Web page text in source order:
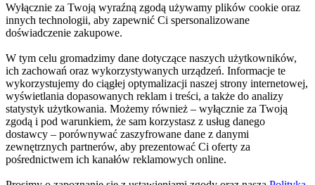
Wyłącznie za Twoją wyraźną zgodą używamy plików cookie oraz
innych technologii, aby zapewnić Ci spersonalizowane
doświadczenie zakupowe.
W tym celu gromadzimy dane dotyczące naszych użytkowników,
ich zachowań oraz wykorzystywanych urządzeń. Informacje te
wykorzystujemy do ciągłej optymalizacji naszej strony internetowej,
wyświetlania dopasowanych reklam i treści, a także do analizy
statystyk użytkowania. Możemy również – wyłącznie za Twoją
zgodą i pod warunkiem, że sam korzystasz z usług danego
dostawcy – porównywać zaszyfrowane dane z danymi
zewnętrznych partnerów, aby prezentować Ci oferty za
pośrednictwem ich kanałów reklamowych online.